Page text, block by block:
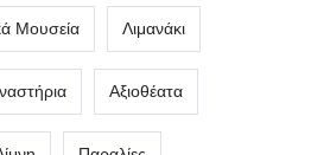
Μουσεία Λιμανάκι
Αξιοθέατα